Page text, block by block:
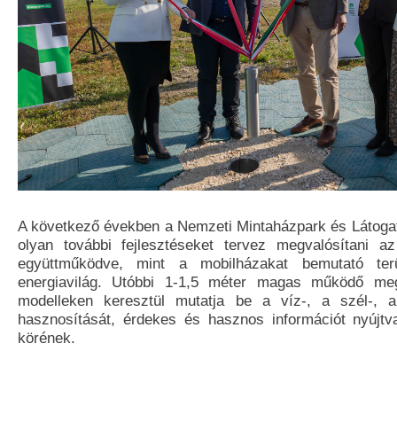
A következő években a Nemzeti Mintaházpark és
olyan további fejlesztéseket tervez megvalósítani
együttműködve, mint a mobilházakat bemutató
energiavilág. Utóbbi 1-1,5 méter magas működő
modelleken keresztül mutatja be a víz-, a szél-,
hasznosítását, érdekes és hasznos információt
körének.